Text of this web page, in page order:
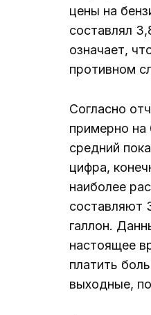
цены на
составлял
означает,
противном
Согласно
примерно
средний
цифра,
наиболее
составляют
галлон.
настоящее
платить
выходные,